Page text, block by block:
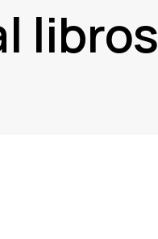
libros